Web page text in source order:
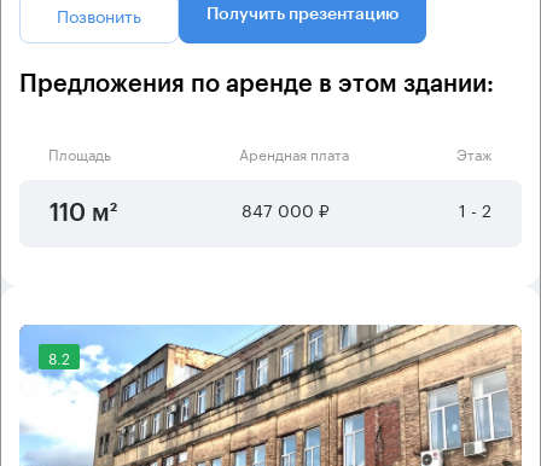
Позвонить Получить презентацию
Предложения по аренде в этом здании:
Площадь Арендная плата Этаж
110 м² 847 000 ₽ 1 - 2
8.2